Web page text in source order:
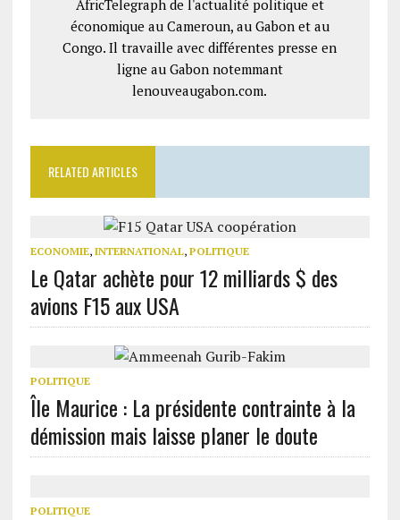
AfricTelegraph de l'actualité politique et
économique au Cameroun, au Gabon et au
Congo. Il travaille avec différentes presse en
ligne au Gabon notemmant
lenouveaugabon.com.
RELATED ARTICLES
ECONOMIE, INTERNATIONAL, POLITIQUE
Le Qatar achète pour 12 milliards $ des
avions F15 aux USA
POLITIQUE
Île Maurice : La présidente contrainte à la
démission mais laisse planer le doute
POLITIQUE